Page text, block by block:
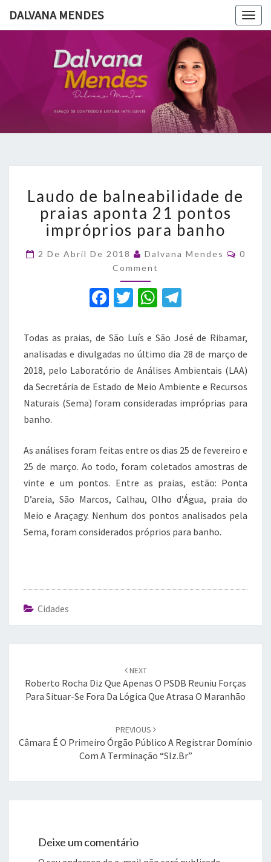
DALVANA MENDES
DALVANA
MENDES
Espaço De
Conteúdo
E Leitura
Inteligente
de
balneabilidade
de
praias
aponta
21
pontos
impróprios
para
Laudo de balneabilidade de
praias aponta 21 pontos
impróprios para banho
2 De Abril De 2018 Dalvana Mendes
0
Comment
F
c
e
b
o
o
T
it
te
r
W
at
s
A
p
p
e
gr
a
m
Todas as praias, de São Luís e São José de Ribamar,
analisadas e divulgadas no último dia 28 de março de
2018, pelo Laboratório de Análises Ambientais (LAA)
da Secretária de Estado de Meio Ambiente e Recursos
Naturais (Sema) foram consideradas impróprias para
banho.
As análises foram feitas entre os dias 25 de fevereiro e
25 de março. Ao todo, foram coletados amostras de
vinte e um pontos. Entre as praias, estão: Ponta
D’areia, São Marcos, Calhau, Olho d’Água, praia do
Meio e Araçagy. Nenhum dos pontos analisados pela
Sema, foram considerados próprios para banho.
Cidades
NEXT
Roberto Rocha Diz Que Apenas O PSDB Reuniu Forças
Para Situar-Se Fora Da Lógica Que Atrasa O Maranhão
PREVIOUS
Câmara É O Primeiro Órgão Público A Registrar Domínio
Com A Terminação “slz.br”
Deixe um comentário